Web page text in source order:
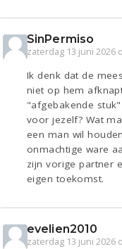
SinPermiso
zaterdag 13 juni 2026
Ik denk dat de
niet op hem
"afgebakende
voor jezelf? Wat
een man wil
onmachtige ware
zijn vorige partner
eigen toekomst.
evelien2010
zaterdag 13 juni 2026